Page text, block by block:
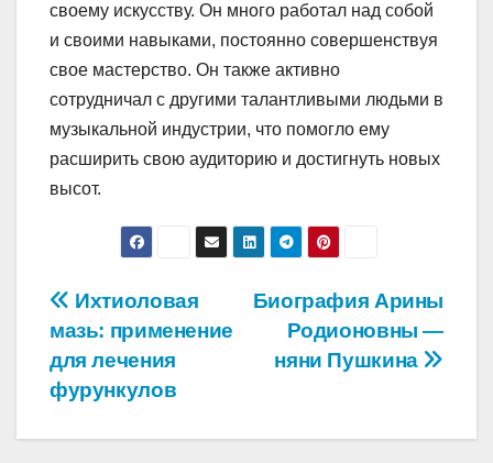
своему искусству. Он много работал над собой
и своими навыками, постоянно совершенствуя
свое мастерство. Он также активно
сотрудничал с другими талантливыми людьми в
музыкальной индустрии, что помогло ему
расширить свою аудиторию и достигнуть новых
высот.
Навигация
по
записям
Биография Арины
Родионовны —
няни Пушкина
Ихтиоловая
мазь: применение
для лечения
фурункулов